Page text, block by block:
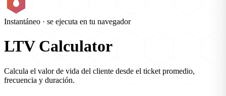
Instantáneo · se ejecuta en tu navegador
LTV Calculator
Calcula el valor de vida del cliente desde el ticket promedio,
frecuencia y duración.